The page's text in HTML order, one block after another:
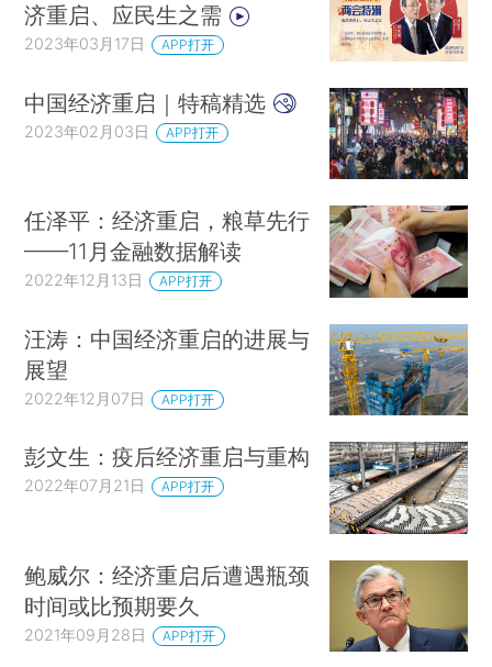
济重启、应民生之需
2023年03月17日 APP打开
中国经济重启｜特稿精选
2023年02月03日 APP打开
任泽平：经济重启，粮草先行
——11月金融数据解读
2022年12月13日 APP打开
汪涛：中国经济重启的进展与
展望
2022年12月07日 APP打开
彭文生：疫后经济重启与重构
2022年07月21日 APP打开
鲍威尔：经济重启后遭遇瓶颈
时间或比预期要久
2021年09月28日 APP打开